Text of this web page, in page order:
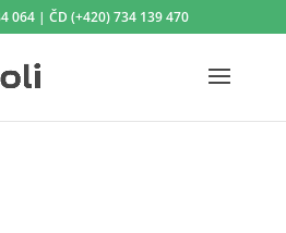
064 | ČD (+420) 734 139 470